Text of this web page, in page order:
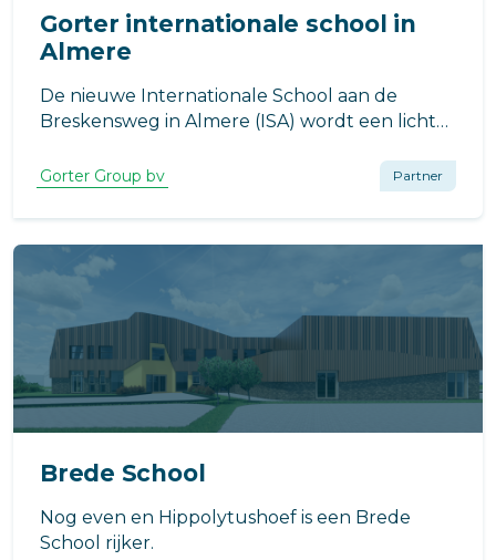
Gorter internationale school in
Almere
De nieuwe Internationale School aan de
Breskensweg in Almere (ISA) wordt een licht
Gorter Group bv Partner
Brede School
Nog even en Hippolytushoef is een Brede
School rijker.